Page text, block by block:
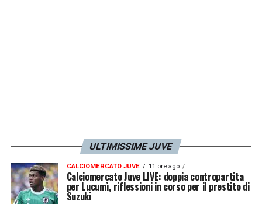
ULTIMISSIME JUVE
CALCIOMERCATO JUVE 11 ore ago
Calciomercato Juve LIVE: doppia contropartita
per Lucumì, riflessioni in corso per il prestito di
Suzuki